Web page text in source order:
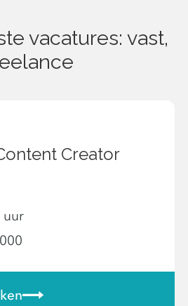
vacatures: vast,
Creator
uur